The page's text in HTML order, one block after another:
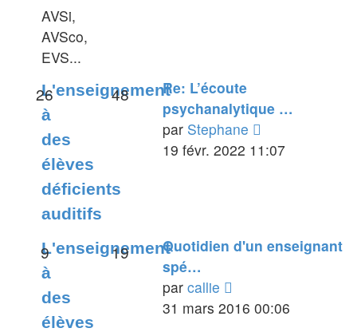
AVSi,
AVSco,
EVS...
L'enseignement
à
des
élèves
déficients
auditifs
26 48
Re: L’écoute
psychanalytique …
par Stephane
le
19 févr. 2022 11:07
L'enseignement
à
des
élèves
9 19
Quotidien d'un enseignant
spé…
par callie
le
31 mars 2016 00:06